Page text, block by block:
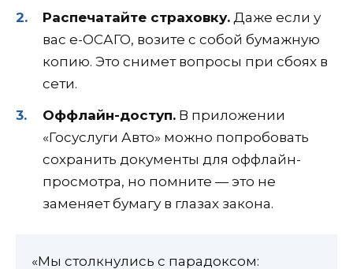
Распечатайте страховку. Даже если у
вас е-ОСАГО, возите с собой бумажную
копию. Это снимет вопросы при сбоях в
сети.
Оффлайн-доступ. В приложении
«Госуслуги Авто» можно попробовать
сохранить документы для оффлайн-
просмотра, но помните — это не
заменяет бумагу в глазах закона.
«Мы столкнулись с парадоксом: